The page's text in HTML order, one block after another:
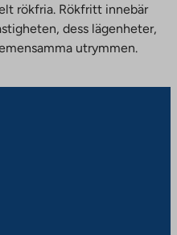
rökfria. Rökfritt innebär
dess lägenheter,
utrymmen.